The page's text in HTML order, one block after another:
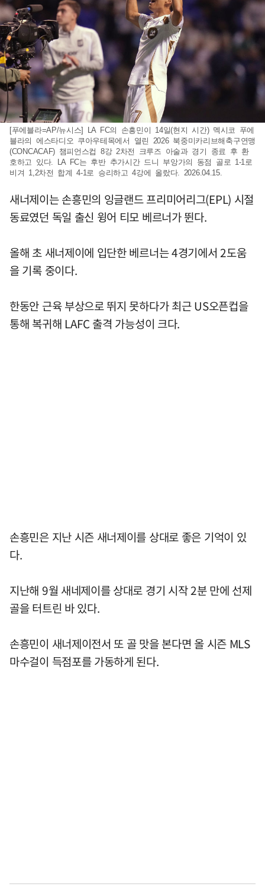
[푸에블라=AP/뉴시스] LA FC의 손흥민이 14일(현지 시간) 멕시코 푸에
블라의 에스타디오 쿠아우테목에서 열린 2026 북중미카리브해축구연맹
(CONCACAF) 챔피언스컵 8강 2차전 크루즈 아술과 경기 종료 후 환
호하고 있다. LA FC는 후반 추가시간 드니 부앙가의 동점 골로 1-1로
비겨 1,2차전 합계 4-1로 승리하고 4강에 올랐다. 2026.04.15.
새너제이는 손흥민의 잉글랜드 프리미어리그(EPL) 시절
동료였던 독일 출신 윙어 티모 베르너가 뛴다.
올해 초 새너제이에 입단한 베르너는 4경기에서 2도움
을 기록 중이다.
한동안 근육 부상으로 뛰지 못하다가 최근 US오픈컵을
통해 복귀해 LAFC 출격 가능성이 크다.
손흥민은 지난 시즌 새너제이를 상대로 좋은 기억이 있
다.
지난해 9월 새네제이를 상대로 경기 시작 2분 만에 선제
골을 터트린 바 있다.
손흥민이 새너제이전서 또 골 맛을 본다면 올 시즌 MLS
마수걸이 득점포를 가동하게 된다.